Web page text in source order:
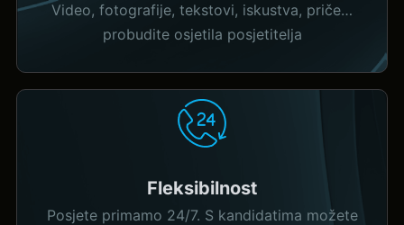
Video, fotografije, tekstovi, iskustva, priče…
probudite osjetila posjetitelja
Fleksibilnost
Posjete primamo 24/7. S kandidatima možete